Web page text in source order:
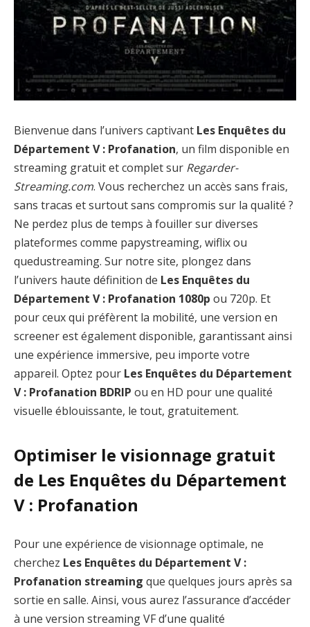
Bienvenue dans l’univers captivant Les Enquêtes du
Département V : Profanation, un film disponible en
streaming gratuit et complet sur Regarder-
Streaming.com. Vous recherchez un accès sans frais,
sans tracas et surtout sans compromis sur la qualité ?
Ne perdez plus de temps à fouiller sur diverses
plateformes comme papystreaming, wiflix ou
quedustreaming. Sur notre site, plongez dans
l’univers haute définition de Les Enquêtes du
Département V : Profanation 1080p ou 720p. Et
pour ceux qui préfèrent la mobilité, une version en
screener est également disponible, garantissant ainsi
une expérience immersive, peu importe votre
appareil. Optez pour Les Enquêtes du Département
V : Profanation BDRIP ou en HD pour une qualité
visuelle éblouissante, le tout, gratuitement.
Optimiser le visionnage gratuit
de Les Enquêtes du Département
V : Profanation
Pour une expérience de visionnage optimale, ne
cherchez Les Enquêtes du Département V :
Profanation streaming que quelques jours après sa
sortie en salle. Ainsi, vous aurez l’assurance d’accéder
à une version streaming VF d’une qualité